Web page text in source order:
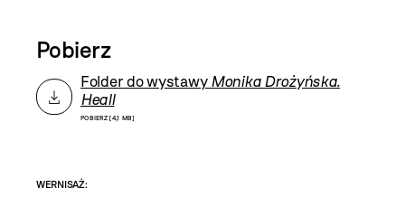
Pobierz
Folder do wystawy Monika Drożyńska.
Heall
POBIERZ [4,1 MB]
WERNISAŻ: